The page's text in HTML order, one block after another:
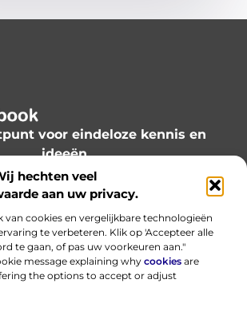
hechten veel
aan uw privacy.
van cookies en vergelijkbare technologieën
te verbeteren. Klik op 'Accepteer alle
te gaan, of pas uw voorkeuren aan."
message explaining why cookies are
the options to accept or adjust
voor eindeloze kennis en
ideeën.
blogs en artikelen en laat je
een wereld vol inzichten.